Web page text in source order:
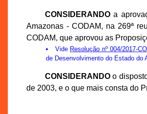
CONSIDERANDOa
Amazonas - CODAM, na 269ª
CODAM, que aprovou as
Vide Resolução nº 004/2017-
de Desenvolvimento do Estado do
CONSIDERANDOo
de 2003, e o que mais consta do